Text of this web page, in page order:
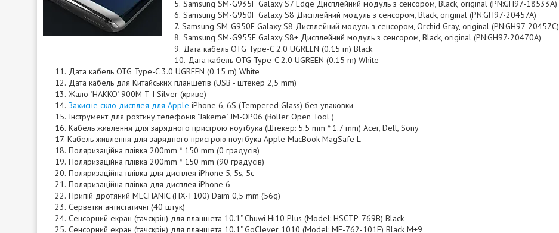
Samsung SM-G935F Galaxy S7 Edge Дисплейний модуль з сенсором, Black, original (PN:GH97-18533A)
Samsung SM-G950F Galaxy S8 Дисплейний модуль з сенсором, Black, original (PN:GH97-20457A)
Samsung SM-G950F Galaxy S8 Дисплейний модуль з сенсором, Orchid Gray, original (PN:GH97-20457C)
Samsung SM-G955F Galaxy S8+ Дисплейний модуль з сенсором, Black, original (PN:GH97-20470A)
Дата кабель OTG Type-C 2.0 UGREEN (0.15 m) Black
Дата кабель OTG Type-C 2.0 UGREEN (0.15 m) White
Дата кабель OTG Type-C 3.0 UGREEN (0.15 m) White
Дата кабель для Китайських планшетів (USB - штекер 2,5 mm)
Жало "HAKKO" 900M-T-I Silver (криве)
Захисне скло дисплея для Apple iPhone 6, 6S (Tempered Glass) без упаковки
Інструмент для розтину телефонів "Jakeme" JM-OP06 (Roller Open Tool )
Кабель живлення для зарядного пристрою ноутбука (Штекер: 5.5 mm * 1.7 mm) Acer, Dell, Sony
Кабель живлення для зарядного пристрою ноутбука Apple MacBook MagSafe L
Поляризаційна плівка 200mm * 150 mm (0 градусів)
Поляризаційна плівка 200mm * 150 mm (90 градусів)
Поляризаційна плівка для дисплея iPhone 5, 5s, 5c
Поляризаційна плівка для дисплея iPhone 6
Припій дротяний MECHANIC (HX-T100) Daim 0,5 mm (56g)
Серветки антистатичні (40 штук)
Сенсорний екран (тачскрін) для планшета 10.1" Chuwi Hi10 Plus (Model: HSCTP-769B) Black
Сенсорний екран (тачскрін) для планшета 10.1" GoClever 1010 (Model: MF-762-101F) Black M+9